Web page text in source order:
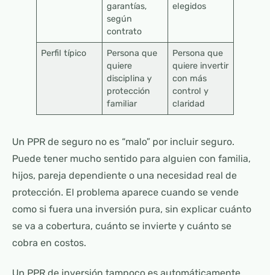
garantías,
según
contrato
elegidos
Perfil típico
Persona que
quiere
disciplina y
protección
familiar
Persona que
quiere invertir
con más
control y
claridad
Un PPR de seguro no es “malo” por incluir seguro.
Puede tener mucho sentido para alguien con familia,
hijos, pareja dependiente o una necesidad real de
protección. El problema aparece cuando se vende
como si fuera una inversión pura, sin explicar cuánto
se va a cobertura, cuánto se invierte y cuánto se
cobra en costos.